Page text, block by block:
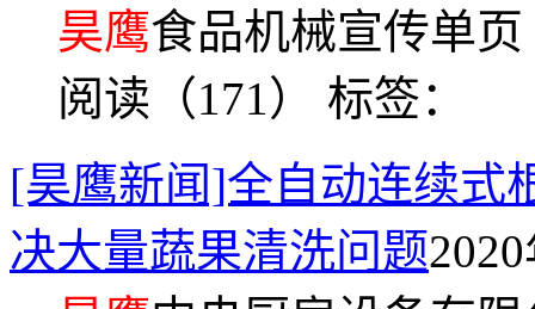
昊鹰食品机械宣传单页
阅读（171） 标签：
[昊鹰新闻]全自动连续式
决大量蔬果清洗问题